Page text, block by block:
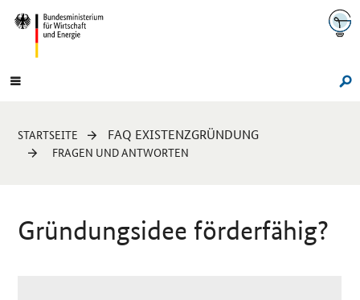
Navigation
Hauptmenü
Sie
sind
STARTSEITE FAQ EXISTENZGRÜNDUNG
FRAGEN UND ANTWORTEN
Gründungsidee förderfähig?